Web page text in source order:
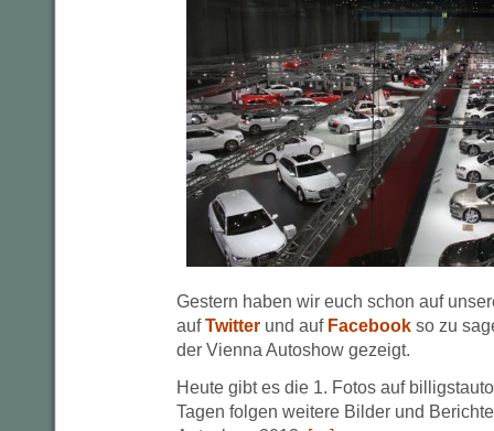
Gestern haben wir euch schon auf
aufTwitter und auf Facebook so zu
der Vienna Autoshow gezeigt.
Heute gibt es die 1. Fotos auf
Tagen folgen weitere Bilder und